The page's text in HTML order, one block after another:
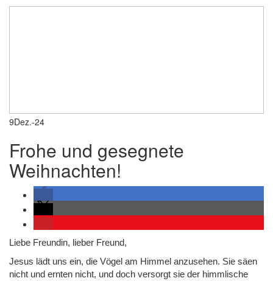
9Dez.-24
Frohe und gesegnete
Weihnachten!
Liebe Freundin, lieber Freund,
Jesus lädt uns ein, die Vögel am Himmel anzusehen. Sie säen
nicht und ernten nicht, und doch versorgt sie der himmlische